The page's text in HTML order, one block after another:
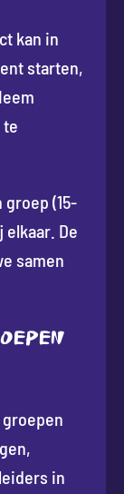
kan in
starten,
(15-
De
samen
in